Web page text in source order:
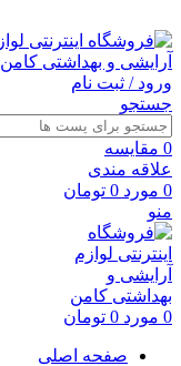
ورود / ثبت نام
جستجو
0 مقايسه
علاقه مندی
0 مورد 0 تومان
منو
0 مورد 0 تومان
صفحه اصلی